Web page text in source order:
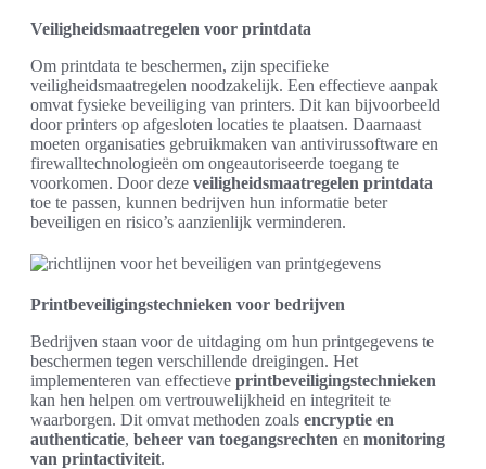
Veiligheidsmaatregelen voor printdata
Om printdata te beschermen, zijn specifieke
veiligheidsmaatregelen noodzakelijk. Een effectieve aanpak
omvat fysieke beveiliging van printers. Dit kan bijvoorbeeld
door printers op afgesloten locaties te plaatsen. Daarnaast
moeten organisaties gebruikmaken van antivirussoftware en
firewalltechnologieën om ongeautoriseerde toegang te
voorkomen. Door deze veiligheidsmaatregelen printdata
toe te passen, kunnen bedrijven hun informatie beter
beveiligen en risico’s aanzienlijk verminderen.
Printbeveiligingstechnieken voor bedrijven
Bedrijven staan voor de uitdaging om hun printgegevens te
beschermen tegen verschillende dreigingen. Het
implementeren van effectieve printbeveiligingstechnieken
kan hen helpen om vertrouwelijkheid en integriteit te
waarborgen. Dit omvat methoden zoals encryptie en
authenticatie, beheer van toegangsrechten en monitoring
van printactiviteit.